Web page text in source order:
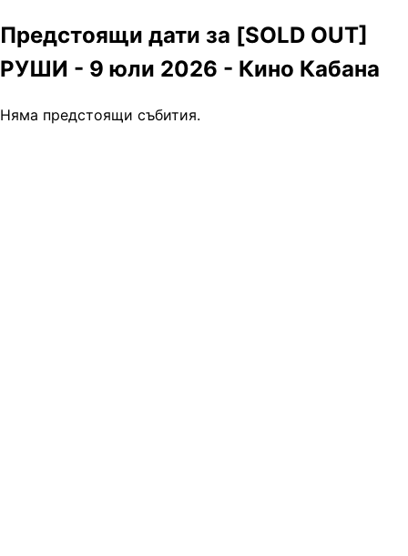
Предстоящи дати за [SOLD OUT]
РУШИ - 9 юли 2026 - Кино Кабана
Няма предстоящи събития.